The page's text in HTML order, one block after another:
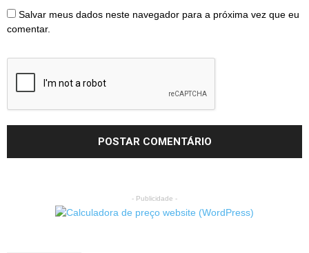
Salvar meus dados neste navegador para a próxima vez que eu
comentar.
- Publicidade -